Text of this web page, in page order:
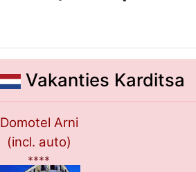
Vakanties Karditsa
Domotel Arni
(incl. auto)
****